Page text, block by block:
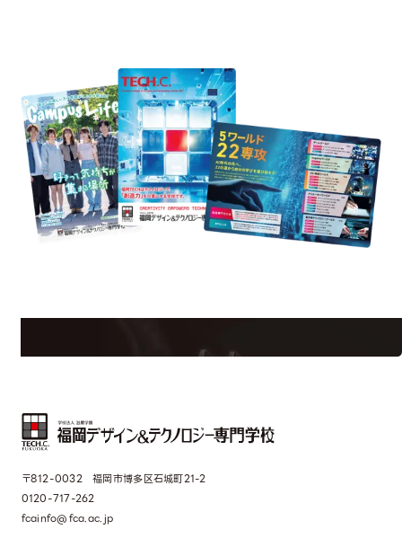
Information
〒812-0032 福岡市博多区石城町21-2
0120-717-262
fcainfo@fca.ac.jp